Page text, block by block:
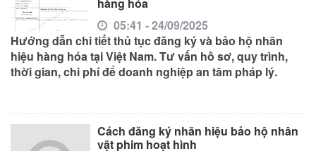
05:41 - 24/09/2025
Hướng dẫn chi tiết thủ tục đăng ký và bảo hộ nhãn
hiệu hàng hóa tại Việt Nam. Tư vấn hồ sơ, quy trình,
thời gian, chi phí để doanh nghiệp an tâm pháp lý.
Cách đăng ký nhãn hiệu bảo hộ nhân
vật phim hoạt hình